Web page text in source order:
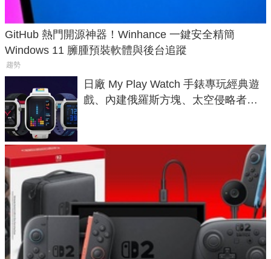
GitHub 熱門開源神器！Winhance 一鍵安全精簡
Windows 11 臃腫預裝軟體與後台追蹤
趨勢
日廠 My Play Watch 手錶專玩經典遊
戲、內建俄羅斯方塊、太空侵略者，